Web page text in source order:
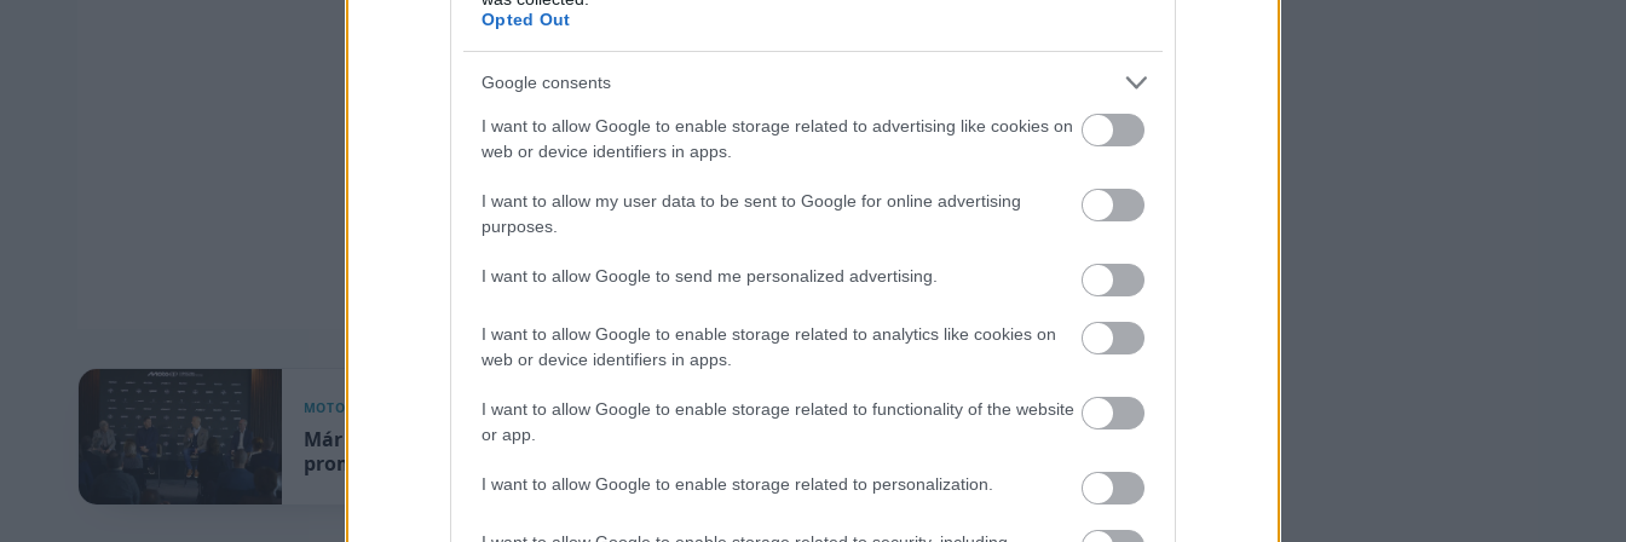
Opted Out
Google consents
I want to allow Google to enable storage related to advertising like cookies on
web or device identifiers in apps.
I want to allow my user data to be sent to Google for online advertising
purposes.
I want to allow Google to send me personalized advertising.
I want to allow Google to enable storage related to analytics like cookies on
web or device identifiers in apps.
I want to allow Google to enable storage related to functionality of the website
or app.
I want to allow Google to enable storage related to personalization.
MOTOR
Már a tárgyalások alatt egyértelművé vált a Magyar Nagydíj
promóterének kiléte, a döntés „logikusnak” tűnik